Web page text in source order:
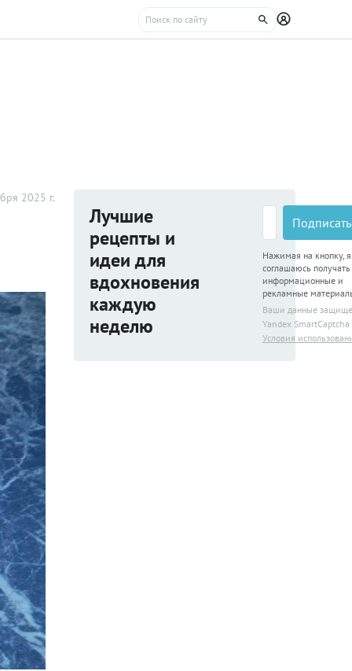
2025 г.
Лучшие
рецепты и
идеи для
вдохновения
каждую
неделю
Нажимая на кнопку, я
соглашаюсь получать
информационные и
рекламные
Ваши данные
Yandex SmartCaptcha
Условия